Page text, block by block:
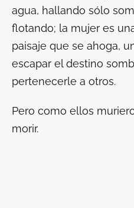
agua, hallando sólo
flotando; la mujer es
paisaje que se ahoga,
escapar el destino
pertenecerle a otros.
Pero como ellos
morir.